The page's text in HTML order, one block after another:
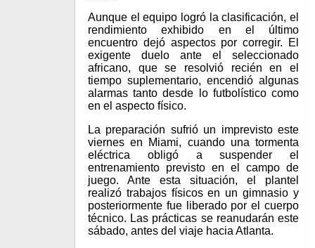
Aunque el equipo logró la clasificación, el
rendimiento exhibido en el último
encuentro dejó aspectos por corregir. El
exigente duelo ante el seleccionado
africano, que se resolvió recién en el
tiempo suplementario, encendió algunas
alarmas tanto desde lo futbolístico como
en el aspecto físico.
La preparación sufrió un imprevisto este
viernes en Miami, cuando una tormenta
eléctrica obligó a suspender el
entrenamiento previsto en el campo de
juego. Ante esta situación, el plantel
realizó trabajos físicos en un gimnasio y
posteriormente fue liberado por el cuerpo
técnico. Las prácticas se reanudarán este
sábado, antes del viaje hacia Atlanta.